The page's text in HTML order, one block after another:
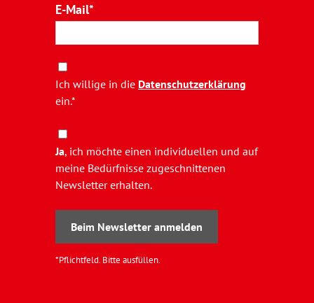
E-Mail
Ich willige in die Datenschutzerklärung
ein.*
Ja, ich möchte einen individuellen und auf
meine Bedürfnisse zugeschnittenen
Newsletter erhalten.
Beim Newsletter anmelden
*Pflichtfeld. Bitte ausfüllen.